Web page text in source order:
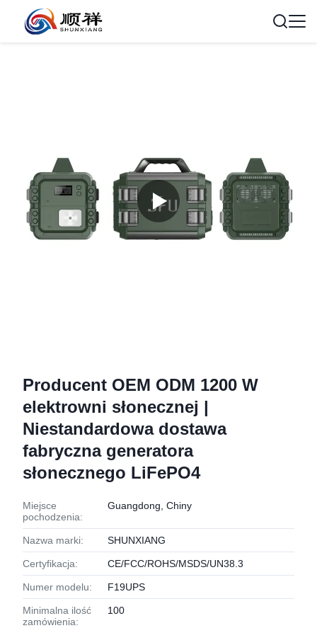
Producent OEM ODM 1200 W
elektrowni słonecznej |
Niestandardowa dostawa
fabryczna generatora
słonecznego LiFePO4
Miejsce
pochodzenia:
Guangdong, Chiny
Nazwa marki: SHUNXIANG
Certyfikacja: CE/FCC/ROHS/MSDS/UN38.3
Numer modelu: F19UPS
Minimalna ilość
zamówienia:
100